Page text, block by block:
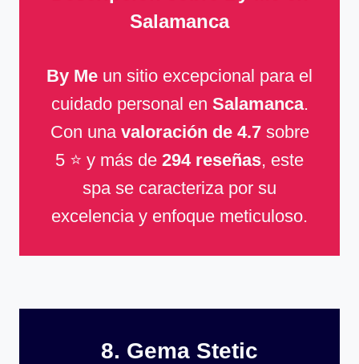
Salamanca
By Me un sitio excepcional para el
cuidado personal en Salamanca.
Con una valoración de 4.7sobre
5 ⭐ y más de 294 reseñas, este
spa se caracteriza por su
excelencia y enfoque meticuloso.
8. Gema Stetic